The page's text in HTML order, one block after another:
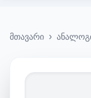
მთავარი ›